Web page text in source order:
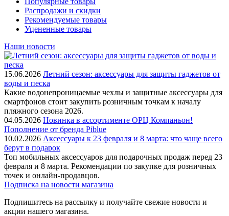
Распродажи и скидки
Рекомендуемые товары
Уцененные товары
Наши новости
15.06.2026 Летний сезон: аксессуары для защиты гаджетов от
воды и песка
Какие водонепроницаемые чехлы и защитные аксессуары для
смартфонов стоит закупить розничным точкам к началу
пляжного сезона 2026.
04.05.2026 Новинка в ассортименте OРЦ Компаньон!
Пополнение от бренда Piblue
10.02.2026 Аксессуары к 23 февраля и 8 марта: что чаще всего
берут в подарок
Топ мобильных аксессуаров для подарочных продаж перед 23
февраля и 8 марта. Рекомендации по закупке для розничных
точек и онлайн-продавцов.
Подписка на новости магазина
Подпишитесь на рассылку и получайте свежие новости и
акции нашего магазина.